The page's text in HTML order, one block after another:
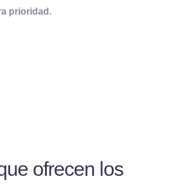
prioridad.
ofrecen los